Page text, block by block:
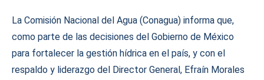
La Comisión Nacional del Agua (Conagua) informa que,
como parte de las decisiones del Gobierno de México
para fortalecer la gestión hídrica en el país, y con el
respaldo y liderazgo del Director General, Efraín Morales